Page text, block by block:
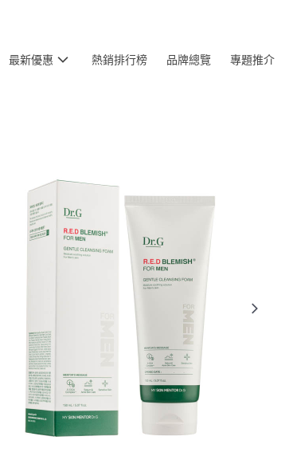
最新優惠 熱銷排行榜 品牌總覽 專題推介